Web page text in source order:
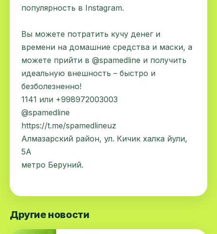
популярность в Instagram.
Вы можете потратить кучу денег и
времени на домашние средства и маски, а
можете прийти в @spamedline и получить
идеальную внешность – быстро и
безболезненно!
1141 или +998972003003
@spamedline
https://t.me/spamedlineuz
Алмазарский район, ул. Кичик халка йули,
5А
метро Беруний.
Другие новости